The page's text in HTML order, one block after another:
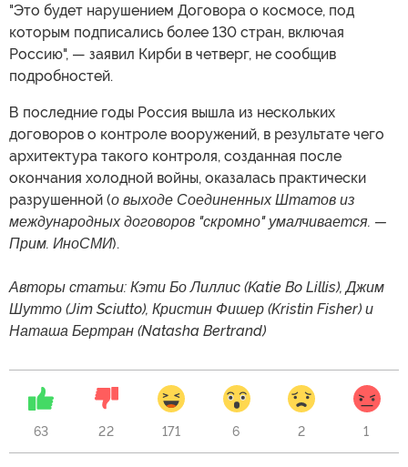
"Это будет нарушением Договора о космосе, под
которым подписались более 130 стран, включая
Россию", — заявил Кирби в четверг, не сообщив
подробностей.
В последние годы Россия вышла из нескольких
договоров о контроле вооружений, в результате чего
архитектура такого контроля, созданная после
окончания холодной войны, оказалась практически
разрушенной (о выходе Соединенных Штатов из
международных договоров "скромно" умалчивается. —
Прим. ИноСМИ).
Авторы статьи: Кэти Бо Лиллис (Katie Bo Lillis), Джим
Шутто (Jim Sciutto), Кристин Фишер (Kristin Fisher) и
Наташа Бертран (Natasha Bertrand)
63 22 171 6 2 1